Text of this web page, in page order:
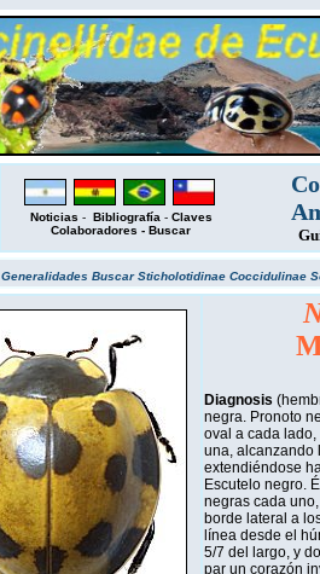
Noticias - Bibliografía - Claves
Colaboradores - Buscar
Generalidades BuscarSticholotidinae Coccidulinae
Diagnosis
negra. Pronoto
oval a cada
una, alcanzando
extendiéndose
Escutelo negro.
negras cada
borde lateral a
línea desde el
5/7 del largo, y
par un corazón